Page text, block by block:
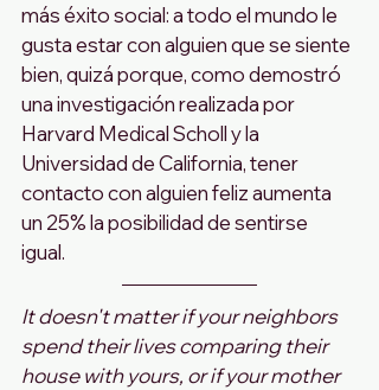
más éxito social: a todo el mundo le
gusta estar con alguien que se siente
bien, quizá porque, como demostró
una investigación realizada por
Harvard Medical Scholl y la
Universidad de California, tener
contacto con alguien feliz aumenta
un 25% la posibilidad de sentirse
igual.
It doesn't matter if your neighbors
spend their lives comparing their
house with yours, or if your mother